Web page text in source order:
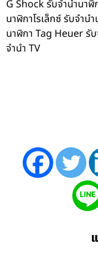
G Shock รับจำนำนาฬิ
นาฬิกาโรเล็กซ์ รับจำน
นาฬิกา Tag Heuer รั
จำนำ TV